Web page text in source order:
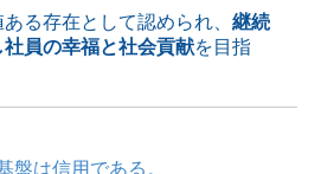
る存在として認められ、 継続
社員の幸福と社会貢献を目指
盤は信用である。